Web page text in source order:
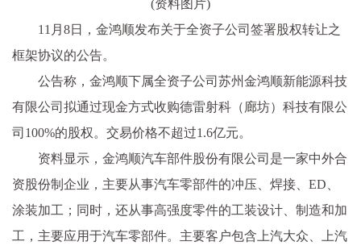
(资料图片)
11月8日，金鸿顺发布关于全资子公司签署股权转让之
框架协议的公告。
公告称，金鸿顺下属全资子公司苏州金鸿顺新能源科技
有限公司拟通过现金方式收购德雷射科（廊坊）科技有限公
司100%的股权。交易价格不超过1.6亿元。
资料显示，金鸿顺汽车部件股份有限公司是一家中外合
资股份制企业，主要从事汽车零部件的冲压、焊接、ED、
涂装加工；同时，还从事高强度零件的工装设计、制造和加
工，主要应用于汽车零部件。主要客户包含上汽大众、上汽